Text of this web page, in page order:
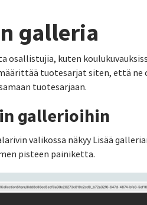
galleria
osallistujia, kuten
tuotesarjat siten, että ne
tuotesarjaan.
gallerioihin
valikossa näkyy Lisää
pisteen painiketta.